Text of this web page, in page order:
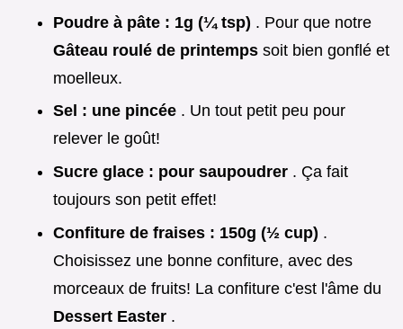
Poudre à pâte : 1g (¼ tsp) . Pour que notre
Gâteau roulé de printemps soit bien gonflé et
moelleux.
Sel : une pincée . Un tout petit peu pour
relever le goût!
Sucre glace : pour saupoudrer . Ça fait
toujours son petit effet!
Confiture de fraises : 150g (½ cup) .
Choisissez une bonne confiture, avec des
morceaux de fruits! La confiture c'est l'âme du
Dessert Easter .